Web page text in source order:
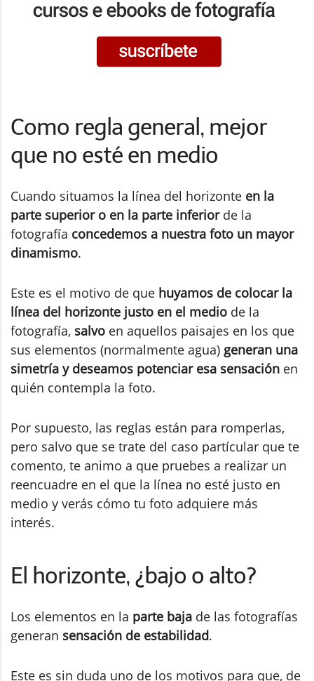
Como regla general, mejor
que no esté en medio
Cuando situamos la línea del horizonte en la
parte superior o en la parte inferiorde la
fotografía concedemos a nuestra foto un mayor
dinamismo.
Este es el motivo de que huyamos de colocar la
línea del horizonte justo en el medio de la
fotografía, salvo en aquellos paisajes en los que
sus elementos (normalmente agua) generan una
simetría y deseamos potenciar esa sensación en
quién contempla la foto.
Por supuesto, las reglas están para romperlas,
pero salvo que se trate del caso partícular que te
comento, te animo a que pruebes a realizar un
reencuadre en el que la línea no esté justo en
medio y verás cómo tu foto adquiere más
interés.
El horizonte, ¿bajo o alto?
Los elementos en la parte baja de las fotografías
generan sensación de estabilidad.
Este es sin duda uno de los motivos para que, de